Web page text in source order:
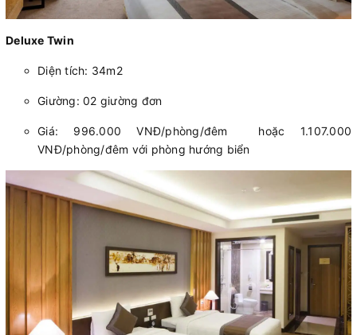
Deluxe Twin
Diện tích: 34m2
Giường: 02 giường đơn
Giá: 996.000 VNĐ/phòng/đêm hoặc 1.107.000
VNĐ/phòng/đêm với phòng hướng biển